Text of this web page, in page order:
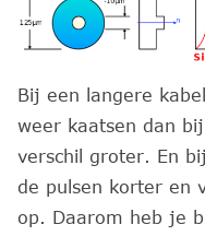
Bij een langere
weer kaatsen dan
verschil groter. En
de pulsen korter en
op. Daarom heb je